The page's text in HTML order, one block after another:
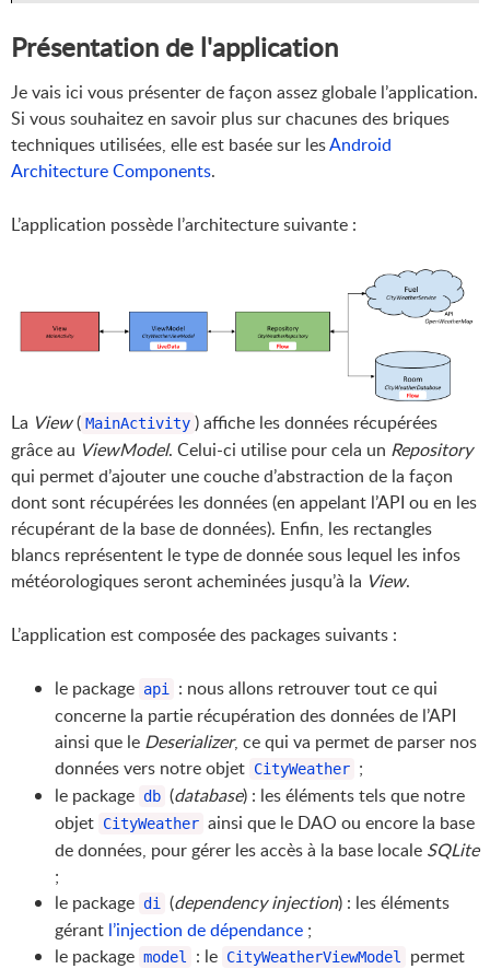
Présentation de l'application
Je vais ici vous présenter de façon assez globale l’application.
Si vous souhaitez en savoir plus sur chacunes des briques
techniques utilisées, elle est basée sur lesAndroid
Architecture Components.
L’application possède l’architecture suivante :
La View( MainActivity ) affiche les données récupérées
grâce au ViewModel. Celui-ci utilise pour cela un Repository
qui permet d’ajouter une couche d’abstraction de la façon
dont sont récupérées les données (en appelant l’API ou en les
récupérant de la base de données). Enfin, les rectangles
blancs représentent le type de donnée sous lequel les infos
météorologiques seront acheminées jusqu’à la View.
L’application est composée des packages suivants :
le package api
: nous allons retrouver tout ce qui
concerne la partie récupération des données de l’API
ainsi que le Deserializer, ce qui va permet de parser nos
données vers notre objet CityWeather ;
le package db (database) : les éléments tels que notre
objet CityWeather ainsi que le DAO ou encore la base
de données, pour gérer les accès à la base locale SQLite
;
le package di (dependency injection) : les éléments
gérant l’injection de dépendance ;
le package model : le CityWeatherViewModel
permet